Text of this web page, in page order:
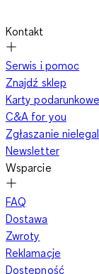
Kontakt
Serwis i pomoc
Znajdź sklep
Karty podarunkowe
C&A for you
Zgłaszanie
Newsletter
Wsparcie
FAQ
Dostawa
Zwroty
Reklamacje
Dostępność